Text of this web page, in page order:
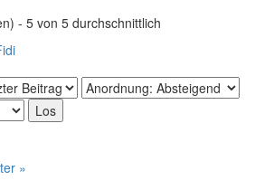
- 5 von 5 durchschnittlich
»